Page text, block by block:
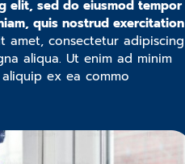
elit, sed do eiusmod tempor
quis nostrud exercitation
amet, consectetur adipiscing
aliqua. Ut enim ad minim
ex ea commo